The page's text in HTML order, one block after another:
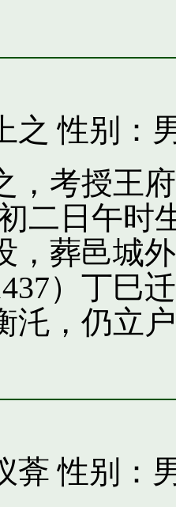
之 性别：
，考授王
二日午时
，葬邑城
）丁巳
汑，仍立
葊 性别：